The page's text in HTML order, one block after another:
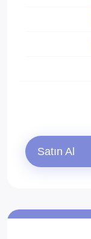
Satın Al